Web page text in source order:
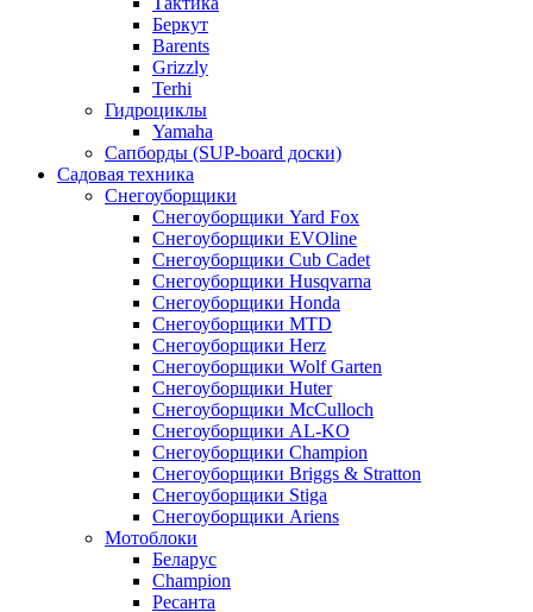
Беркут
Barents
Grizzly
Terhi
Гидроциклы
Yamaha
Сапборды (SUP-board доски)
Садовая техника
Снегоуборщики
Снегоуборщики Yard Fox
Снегоуборщики EVOline
Снегоуборщики Cub Cadet
Снегоуборщики Husqvarna
Снегоуборщики Honda
Снегоуборщики MTD
Снегоуборщики Herz
Снегоуборщики Wolf Garten
Снегоуборщики Huter
Снегоуборщики McCulloch
Снегоуборщики AL-KO
Снегоуборщики Champion
Снегоуборщики Briggs & Stratton
Снегоуборщики Stiga
Снегоуборщики Ariens
Мотоблоки
Беларус
Champion
Ресанта